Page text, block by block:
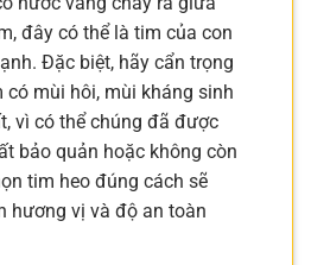
đây có thể là tim của con
Đặc biệt, hãy cẩn trọng
mùi hôi, mùi kháng sinh
vì có thể chúng đã được
bảo quản hoặc không còn
tim heo đúng cách sẽ
hương vị và độ an toàn